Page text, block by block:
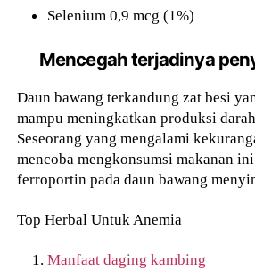
Selenium 0,9 mcg (1%)
Mencegah terjadinya
Daun bawang terkandung zat besi
mampu meningkatkan produksi
Seseorang yang mengalami
mencoba mengkonsumsi makanan
ferroportin pada daun bawang
Top Herbal Untuk Anemia
Manfaat daging kambing